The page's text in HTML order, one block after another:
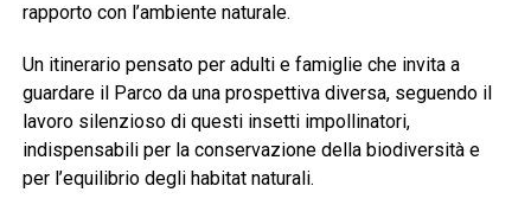
rapporto con l’ambiente naturale.
Un itinerario pensato per adulti e famiglie che invita a
guardare il Parco da una prospettiva diversa, seguendo il
lavoro silenzioso di questi insetti impollinatori,
indispensabili per la conservazione della biodiversità e
per l’equilibrio degli habitat naturali.